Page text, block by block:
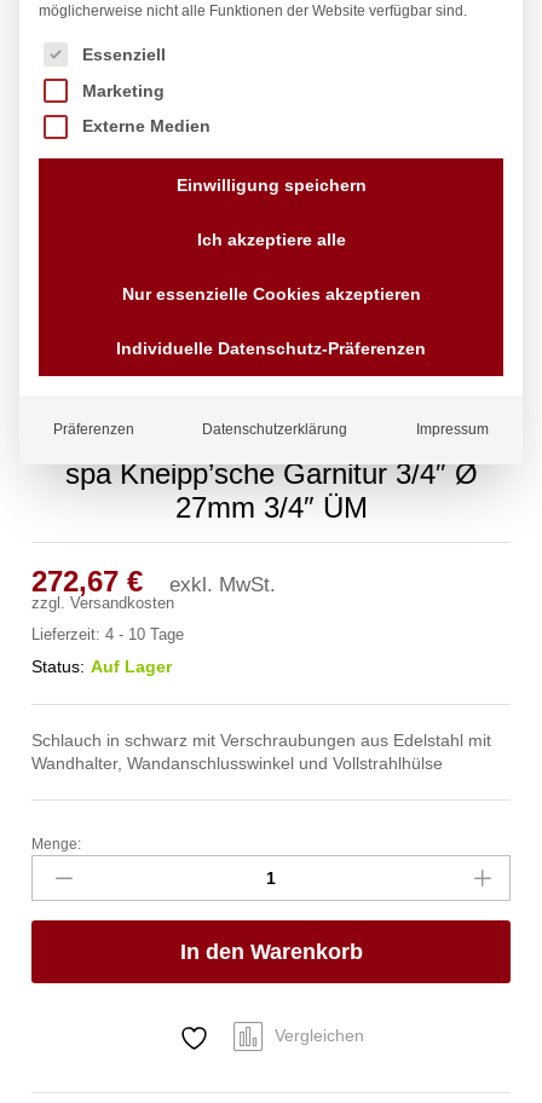
spa Kneipp’sche Garnitur 3/4″ Ø
27mm 3/4″ ÜM
272,67€ exkl. MwSt.
zzgl.Versandkosten
Lieferzeit:4 - 10 Tage
Status: Auf Lager
Schlauch in schwarz mit Verschraubungen aus Edelstahl mit
Wandhalter, Wandanschlusswinkel und Vollstrahlhülse
spa
Kneipp'sche
Garnitur
3/4"
27mm
Menge:
In den Warenkorb
Vergleichen
möglicherweise nicht alle Funktionen der Website verfügbar sind.
Es folgt eine Liste der Service-Gruppen, für die eine
Essenziell
Marketing
Externe Medien
Einwilligung speichern
Ich akzeptiere alle
Nur essenzielle Cookies akzeptieren
Individuelle Datenschutz-Präferenzen
Präferenzen Datenschutzerklärung Impressum